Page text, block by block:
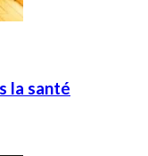
la santé